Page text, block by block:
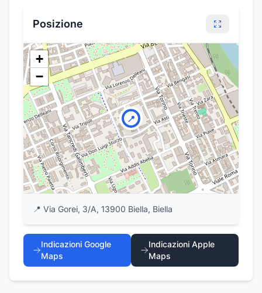
Posizione
📍
+
−
📍 Via Gorei, 3/A, 13900 Biella, Biella
Indicazioni Google
Maps
Indicazioni Apple
Maps